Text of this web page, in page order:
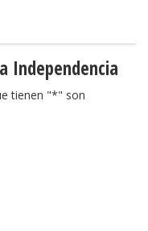
Independencia
tienen "*" son